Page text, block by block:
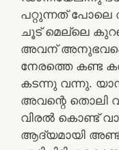
പറ്റുന്നത്
ചൂട് മെല്ലെ
അവന്
നേരത്തെ കണ്ട
കടന്നു വന്നു.
അവന്റെ തൊലി
വിരൽ കൊണ്ട്
ആദ്യമായി